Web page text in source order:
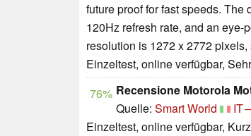
future proof for fast speeds.
120Hz refresh rate, and an
resolution is 1272 x 2772
Einzeltest, online verfügbar,
76% Recensione Motorola
Quelle: Smart World
Einzeltest, online verfügbar,